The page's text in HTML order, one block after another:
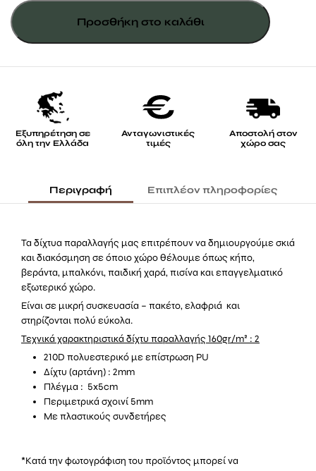
"SAND"
120gr/m2
ποσότητα
Προσθήκη στο καλάθι
Εξυπηρέτηση σε
όλη την Ελλάδα
Ανταγωνιστικές
τιμές
Αποστολή στον
χώρο σας
Περιγραφή Επιπλέον πληροφορίες
Τα δίχτυα παραλλαγής μας επιτρέπουν να δημιουργούμε σκιά
και διακόσμηση σε όποιο χώρο θέλουμε όπως κήπο,
βεράντα, μπαλκόνι, παιδική χαρά, πισίνα και επαγγελματικό
εξωτερικό χώρο.
Είναι σε μικρή συσκευασία – πακέτο, ελαφριά και
στηρίζονται πολύ εύκολα.
Τεχνικά χαρακτηριστικά δίχτυ παραλλαγής 160gr/m² : 2
210D πολυεστερικό με επίστρωση PU
Δίχτυ (αρτάνη) : 2mm
Πλέγμα : 5x5cm
Περιμετρικά σχοινί 5mm
Με πλαστικούς συνδετήρες
*Κατά την φωτογράφιση του προϊόντος μπορεί να